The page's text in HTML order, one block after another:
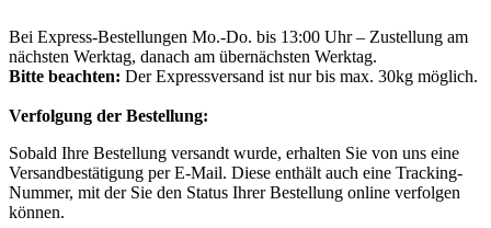
Bei Express-Bestellungen Mo.-Do. bis 13:00 Uhr – Zustellung am
nächsten Werktag, danach am übernächsten Werktag.
Bitte beachten: Der Expressversand ist nur bis max. 30kg möglich.
Verfolgung der Bestellung:
Sobald Ihre Bestellung versandt wurde, erhalten Sie von uns eine
Versandbestätigung per E-Mail. Diese enthält auch eine Tracking-
Nummer, mit der Sie den Status Ihrer Bestellung online verfolgen
können.